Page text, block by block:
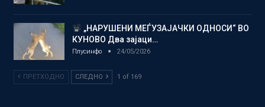
„НАРУШЕНИ МЕЃУЗАЈАЧКИ ОДНОСИ“ ВО
КУНОВО Два зајаци…
Плусинфо 24/05/2026
ПРЕТХОДНО СЛЕДНО 1 of 169